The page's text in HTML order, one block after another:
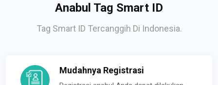
Anabul Tag Smart ID
Tag Smart ID Tercanggih Di Indonesia.
Mudahnya Registrasi